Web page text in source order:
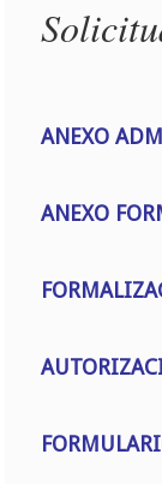
ANEXO
ANEXO